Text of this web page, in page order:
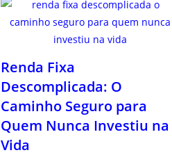
Renda Fixa
Descomplicada: O
Caminho Seguro para
Quem Nunca Investiu na
Vida